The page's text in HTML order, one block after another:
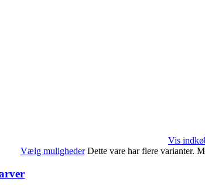
Vis
Vælg muligheder Dette vare har flere varianter.